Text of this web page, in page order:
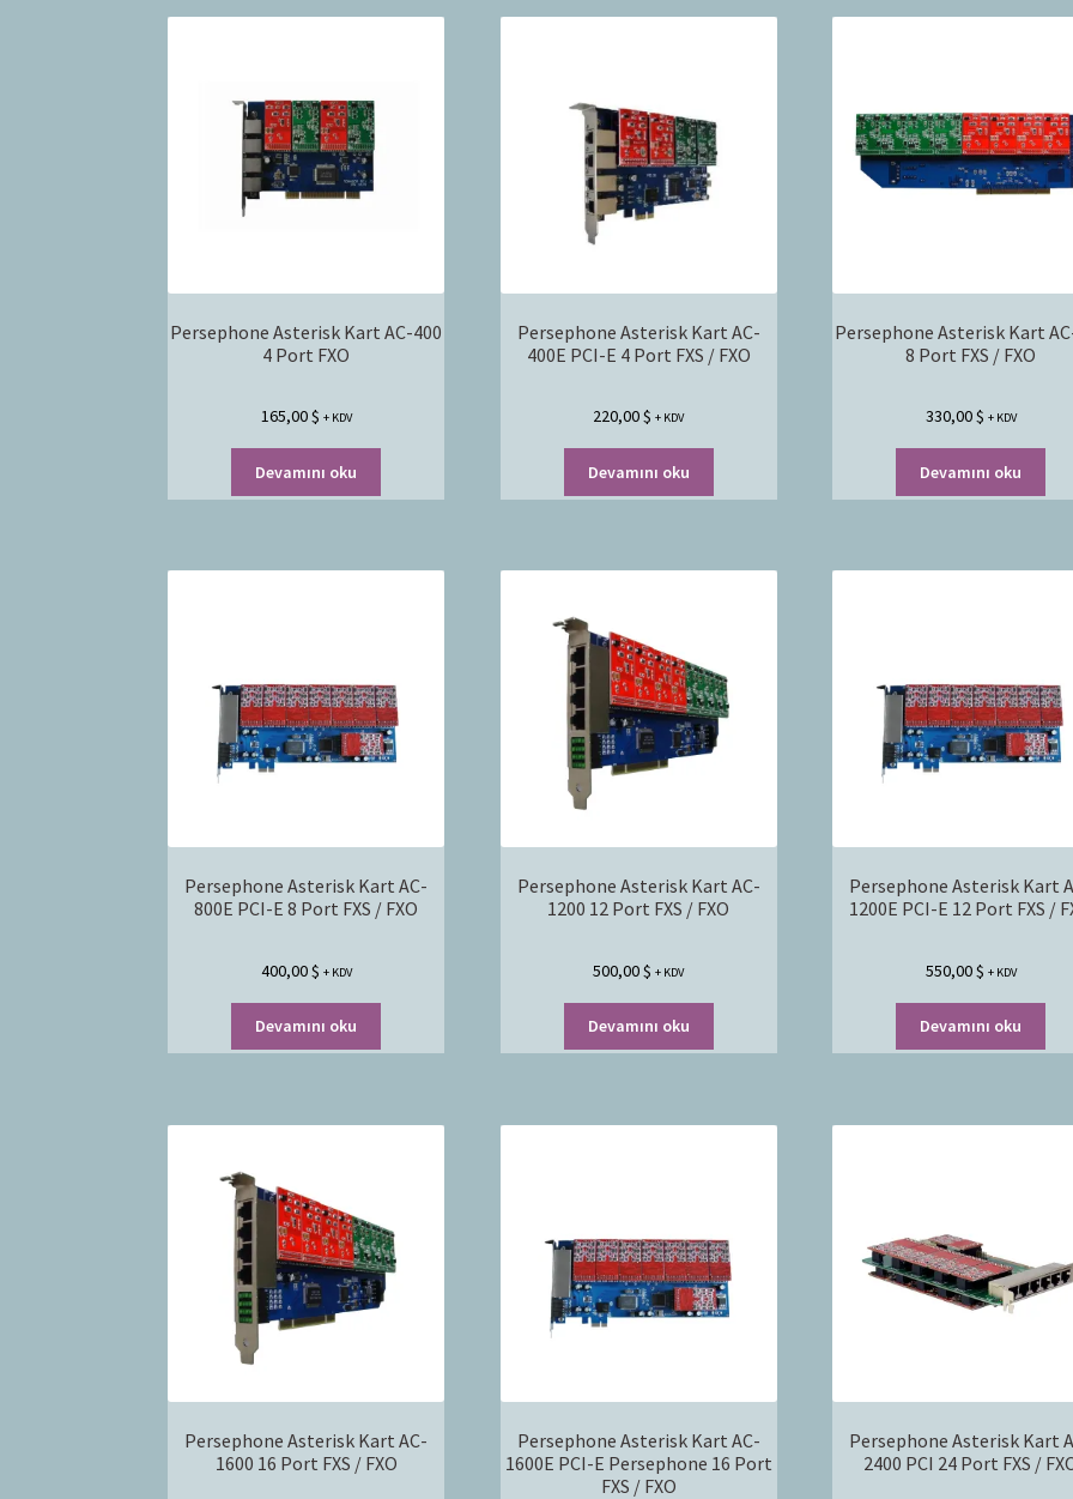
Persephone Asterisk Kart AC-400
4 Port FXO
165,00$ + KDV
Devamını oku
Persephone Asterisk Kart AC-
400E PCI-E 4 Port FXS / FXO
220,00$ + KDV
Devamını oku
Persephone Asterisk Kart
8 Port FXS / FXO
330,00$ + KDV
Devamını oku
Persephone Asterisk Kart AC-
800E PCI-E 8 Port FXS / FXO
400,00$ + KDV
Devamını oku
Persephone Asterisk Kart AC-
1200 12 Port FXS / FXO
500,00$ + KDV
Devamını oku
Persephone Asterisk Kart
1200E PCI-E 12 Port FXS /
550,00$ + KDV
Devamını oku
Persephone Asterisk Kart AC-
1600 16 Port FXS / FXO
Persephone Asterisk Kart AC-
1600E PCI-E Persephone 16 Port
FXS / FXO
Persephone Asterisk Kart
2400 PCI 24 Port FXS /